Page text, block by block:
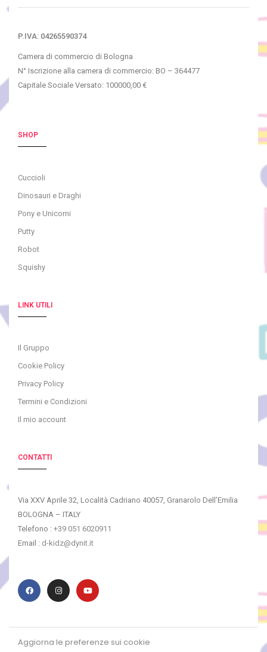
P.IVA: 04265590374
Camera di commercio di Bologna
N° Iscrizione alla camera di commercio: BO – 364477
Capitale Sociale Versato: 100000,00 €
SHOP
Cuccioli
Dinosauri e Draghi
Pony e Unicorni
Putty
Robot
Squishy
LINK UTILI
Il Gruppo
Cookie Policy
Privacy Policy
Termini e Condizioni
Il mio account
CONTATTI
Via XXV Aprile 32, Località Cadriano 40057, Granarolo Dell’Emilia
BOLOGNA – ITALY
Telefono : +39 051 6020911
Email : d-kidz@dynit.it
Aggiorna le preferenze sui cookie